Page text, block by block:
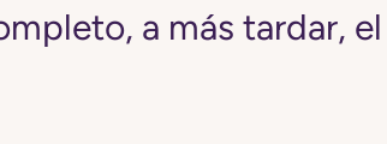
a más tardar, el